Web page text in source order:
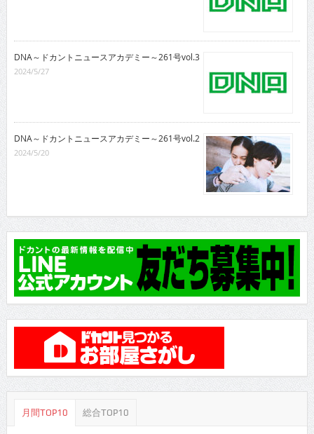
DNA～ドカントニュースアカデミー～261号vol.3
2024/5/27
DNA～ドカントニュースアカデミー～261号vol.2
2024/5/20
月間TOP10 総合TOP10